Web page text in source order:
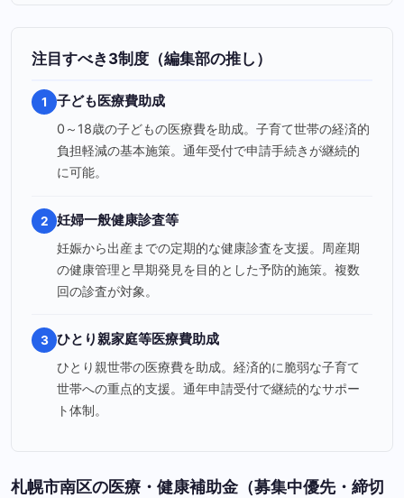
注目すべき3制度（編集部の推し）
1 子ども医療費助成
0～18歳の子どもの医療費を助成。子育て世帯の経済的
負担軽減の基本施策。通年受付で申請手続きが継続的
に可能。
2 妊婦一般健康診査等
妊娠から出産までの定期的な健康診査を支援。周産期
の健康管理と早期発見を目的とした予防的施策。複数
回の診査が対象。
3 ひとり親家庭等医療費助成
ひとり親世帯の医療費を助成。経済的に脆弱な子育て
世帯への重点的支援。通年申請受付で継続的なサポー
ト体制。
札幌市南区の医療・健康補助金（募集中優先・締切